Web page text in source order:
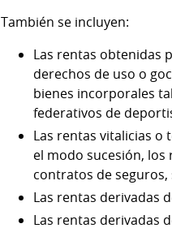
También se incluyen:
Las rentas obtenidas
derechos de uso o
bienes incorporales
federativos de
Las rentas vitalicias o
el modo sucesión,
contratos de
Las rentas derivadas
Las rentas derivadas